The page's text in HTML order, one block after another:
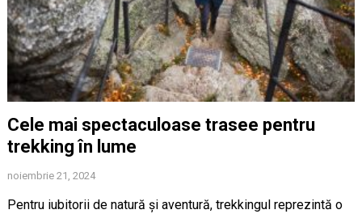
Cele mai spectaculoase trasee pentru
trekking în lume
noiembrie 21, 2024
Pentru iubitorii de natură și aventură, trekkingul reprezintă o